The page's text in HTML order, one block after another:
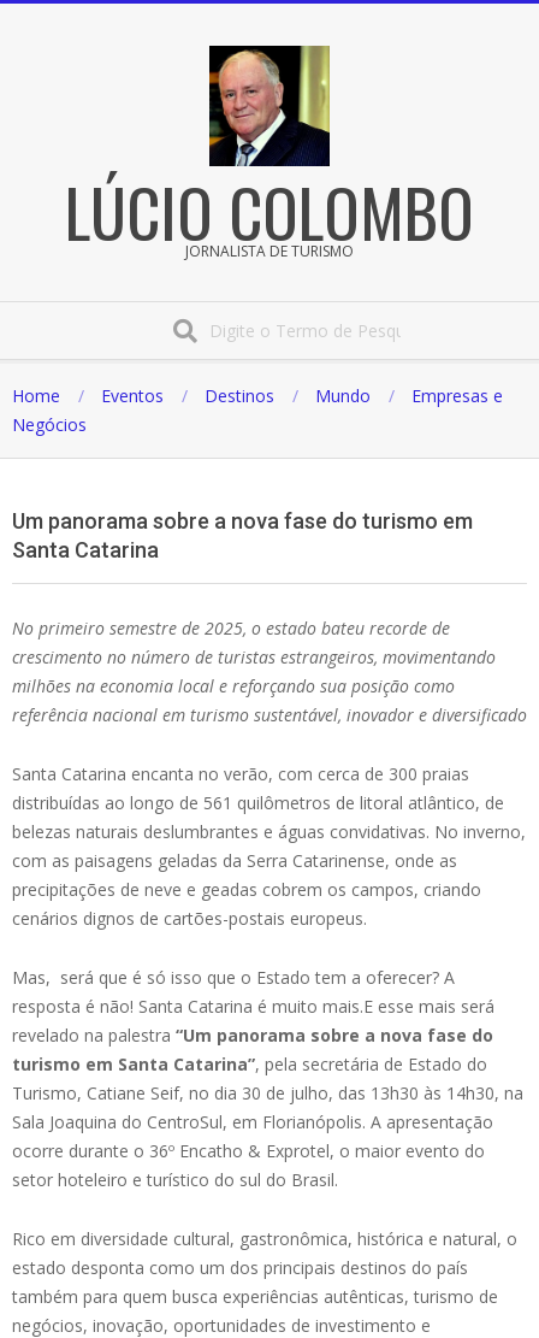
LÚCIO COLOMBO
JORNALISTA DE TURISMO
Home Eventos Destinos Mundo
Empresas e
Negócios
Um panorama sobre a nova fase do turismo em
Santa Catarina
No primeiro semestre de 2025, o estado bateu recorde de
crescimento no número de turistas estrangeiros, movimentando
milhões na economia local e reforçando sua posição como
referência nacional em turismo sustentável, inovador e diversificado
Santa Catarina encanta no verão, com cerca de 300 praias
distribuídas ao longo de 561 quilômetros de litoral atlântico, de
belezas naturais deslumbrantes e águas convidativas. No inverno,
com as paisagens geladas da Serra Catarinense, onde as
precipitações de neve e geadas cobrem os campos, criando
cenários dignos de cartões-postais europeus.
Mas, será que é só isso que o Estado tem a oferecer? A
resposta é não! Santa Catarina é muito mais.E esse mais será
revelado na palestra “Um panorama sobre a nova fase do
turismo em Santa Catarina”, pela secretária de Estado do
Turismo, Catiane Seif, no dia 30 de julho, das 13h30 às 14h30, na
Sala Joaquina do CentroSul, em Florianópolis. A apresentação
ocorre durante o 36º Encatho & Exprotel, o maior evento do
setor hoteleiro e turístico do sul do Brasil.
Rico em diversidade cultural, gastronômica, histórica e natural, o
estado desponta como um dos principais destinos do país
também para quem busca experiências autênticas, turismo de
negócios, inovação, oportunidades de investimento e